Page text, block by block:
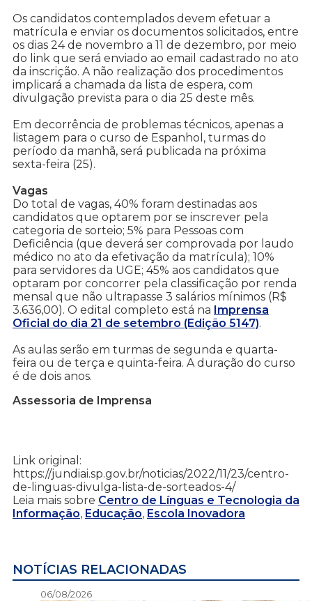
Os candidatos contemplados devem efetuar a
matrícula e enviar os documentos solicitados, entre
os dias 24 de novembro a 11 de dezembro, por meio
do link que será enviado ao email cadastrado no ato
da inscrição. A não realização dos procedimentos
implicará a chamada da lista de espera, com
divulgação prevista para o dia 25 deste mês.
Em decorrência de problemas técnicos, apenas a
listagem para o curso de Espanhol, turmas do
período da manhã, será publicada na próxima
sexta-feira (25).
Vagas
Do total de vagas, 40% foram destinadas aos
candidatos que optarem por se inscrever pela
categoria de sorteio; 5% para Pessoas com
Deficiência (que deverá ser comprovada por laudo
médico no ato da efetivação da matrícula); 10%
para servidores da UGE; 45% aos candidatos que
optaram por concorrer pela classificação por renda
mensal que não ultrapasse 3 salários mínimos (R$
3.636,00). O edital completo está na Imprensa
Oficial do dia 21 de setembro (Edição 5147).
As aulas serão em turmas de segunda e quarta-
feira ou de terça e quinta-feira. A duração do curso
é de dois anos.
Assessoria de Imprensa
Link original:
https://jundiai.sp.gov.br/noticias/2022/11/23/centro-
de-linguas-divulga-lista-de-sorteados-4/
Leia mais sobre Centro de Línguas e Tecnologia da
Informação, Educação, Escola Inovadora
NOTÍCIAS RELACIONADAS
06/08/2026